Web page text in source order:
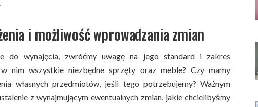
i możliwość wprowadzania zmian
do wynajęcia, zwróćmy uwagę na jego standard i zakres
nim wszystkie niezbędne sprzęty oraz meble? Czy mamy
własnych przedmiotów, jeśli tego potrzebujemy? Ważnym
z wynajmującym ewentualnych zmian, jakie chcielibyśmy